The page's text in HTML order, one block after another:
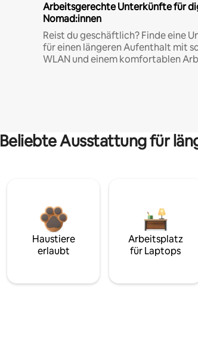
Arbeitsgerechte Unterkünfte für
Nomad:innen
Reist du geschäftlich? Finde eine
für einen längeren Aufenthalt mit
WLAN und einem komfortablen
Beliebte Ausstattung für
Haustiere
erlaubt
Arbeitsplatz
für Laptops